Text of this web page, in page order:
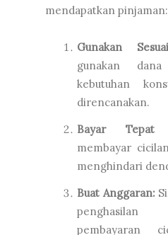
mendapatkan pinjaman:
Gunakan
gunakan
kebutuhan
direncanakan.
Bayar Tepat
membayar
menghindari
Buat Anggaran:
pembayaran